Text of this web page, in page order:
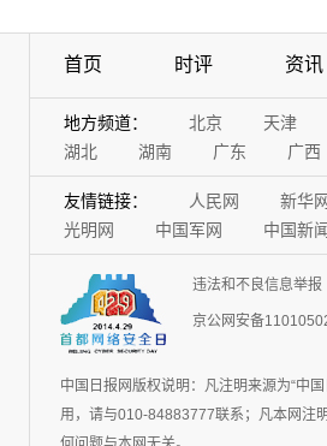
首页 时评 资讯
地方频道： 北京 天津
湖北
湖南 广东 广西
友情链接： 人民网 新华网
光明网
中国军网 中国新
违法和不良信息举报
京公网安备
中国日报网版权说明：凡注明来源为“中
用，请与010-84883777联系；凡本网注